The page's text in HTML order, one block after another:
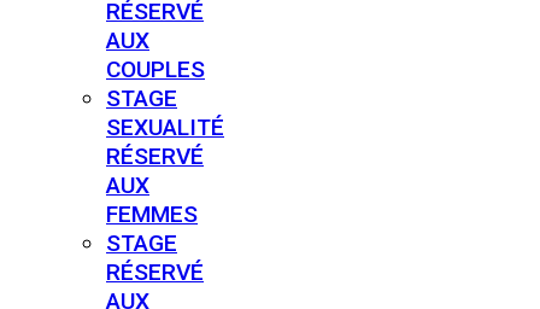
RÉSERVÉ
AUX
COUPLES
STAGE
SEXUALITÉ
RÉSERVÉ
AUX
FEMMES
STAGE
RÉSERVÉ
AUX